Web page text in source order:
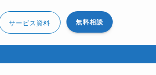
サービス資料 無料相談